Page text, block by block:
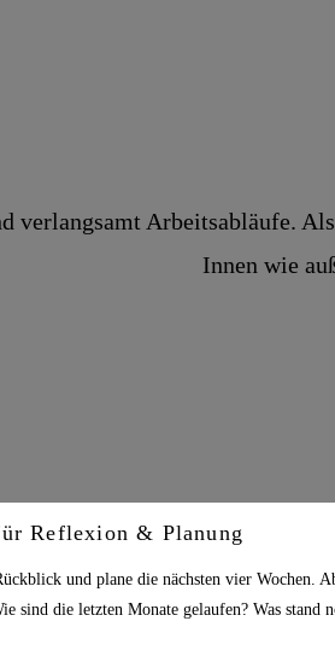
verlangsamt Arbeitsabläufe.
Innen wie
Reflexion & Planung
und plane die nächsten vier Wochen.
sind die letzten Monate gelaufen? Was